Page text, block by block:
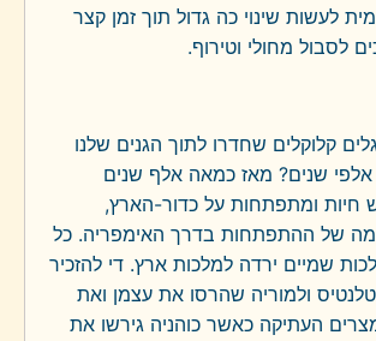
לעשות שינוי כה גדול תוך זמן קצר
לסבול מחולי וטירוף.
קלוקלים שחדרו לתוך הגנים שלנו
שנים? מאז כמאה אלף שנים
חיות ומתפתחות על כדור-הארץ,
של ההתפתחות בדרך האימפריה. כל
שמיים ירדה למלכות ארץ. די להזכיר
ולמוריה שהרסו את עצמן ואת
העתיקה כאשר כוהניה גירשו את